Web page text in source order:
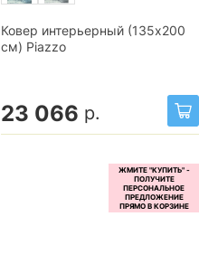
Ковер интерьерный (135x200
см) Piazzo
23 066 р.